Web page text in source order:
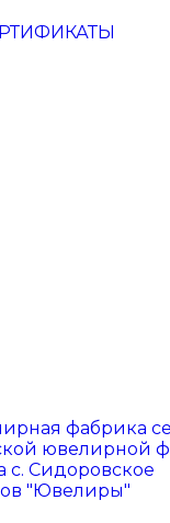
фабрика
ювелирной
Сидоровское
"Ювелиры"